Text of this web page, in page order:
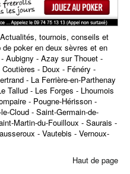
tournois, conseils et
poker en deux sèvres et en
Aubigny - Azay sur Thouet -
- Doux - Fénéry -
- La Ferrière-en-Parthenay
Tallud - Les Forges - Lhoumois
- Pougne-Hérisson -
Cloud - Saint-Germain-de-
Martin-du-Fouilloux - Saurais -
- Vautebis - Vernoux-
Haut de page